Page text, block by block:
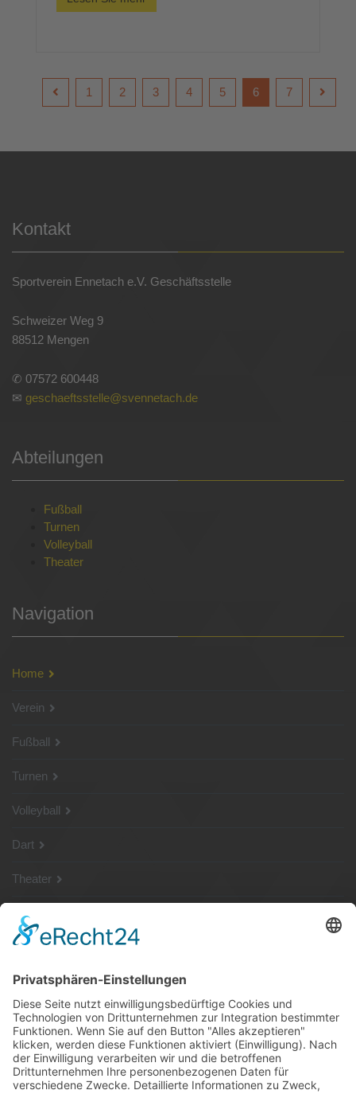
1 2 3 4 5 6 7
Kontakt
Sportverein Ennetach e.V. Geschäftsstelle
Schweizer Weg 9
88512 Mengen
✆ 07572 600448
✉ geschaeftsstelle@svennetach.de
Abteilungen
Fußball
Turnen
Volleyball
Theater
Navigation
Home
Verein
Fußball
Turnen
Volleyball
Dart
Theater
SG Shop
Sponsoren
Kontakt
Social Media